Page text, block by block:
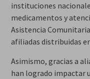
instituciones
medicamentos y
Asistencia
afiliadas distribuidas
Asimismo, gracias a
han logrado impactar